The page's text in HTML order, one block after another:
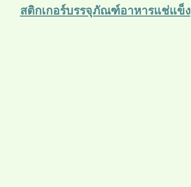
สติกเกอร์บรรจุภัณฑ์อาหารแช่แข็ง